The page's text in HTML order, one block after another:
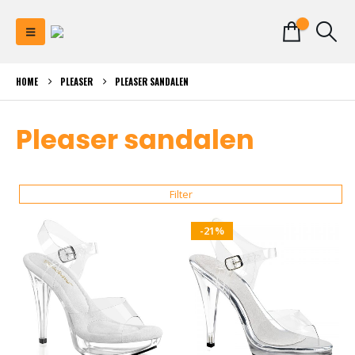
HOME PLEASER PLEASER SANDALEN
Pleaser sandalen
Filter
-21%